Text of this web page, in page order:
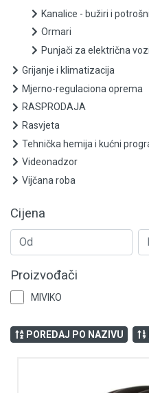
Samonosivi kablovi SKS
Silikonski izolovani
Kanalice - bužiri i potrošni
Ormari
Punjači za električna vozila
Grijanje i klimatizacija
RASPRODAJA
Rasvjeta
Tehnička hemija i kućni program
Videonadzor
Kanalice - bužiri i potrošni
Ormari
Punjači za električna
Grijanje i klimatizacija
Mjerno-regulaciona oprema
RASPRODAJA
Rasvjeta
Tehnička hemija i kućni
Videonadzor
Vijčana roba
Cijena
Proizvođači
MIVIKO
POREDAJ PO NAZIVU